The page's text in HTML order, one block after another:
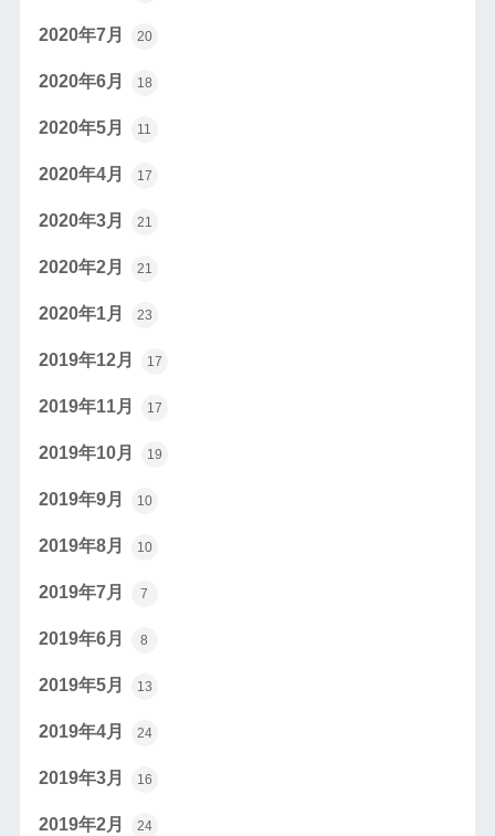
2020年7月 20
2020年6月 18
2020年5月 11
2020年4月 17
2020年3月 21
2020年2月 21
2020年1月 23
2019年12月 17
2019年11月 17
2019年10月 19
2019年9月 10
2019年8月 10
2019年7月 7
2019年6月 8
2019年5月 13
2019年4月 24
2019年3月 16
2019年2月 24